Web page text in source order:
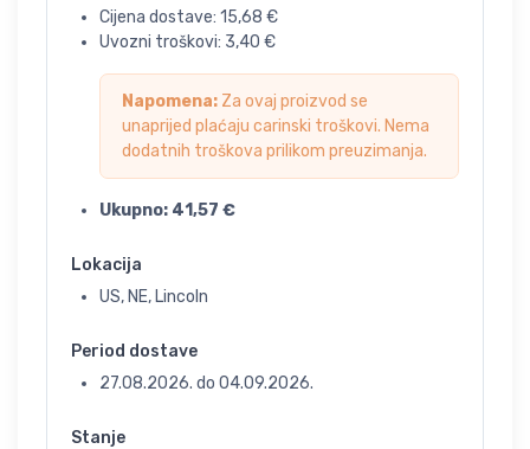
Cijena dostave: 15,68 €
Uvozni troškovi: 3,40 €
Napomena: Za ovaj proizvod se
unaprijed plaćaju carinski troškovi. Nema
dodatnih troškova prilikom preuzimanja.
Ukupno: 41,57 €
Lokacija
US, NE, Lincoln
Period dostave
27.08.2026. do 04.09.2026.
Stanje